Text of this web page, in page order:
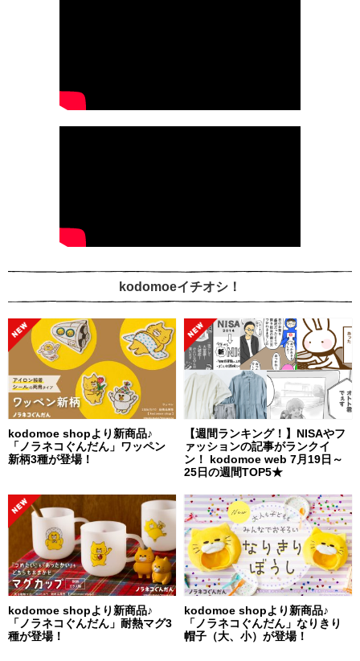
kodomoeイチオシ！
kodomoe shopより新商品♪
「ノラネコぐんだん」ワッペン
新柄3種が登場！
【週間ランキング！】NISAやフ
ァッションの記事がランクイ
ン！ kodomoe web 7月19日～
25日の週間TOP5★
kodomoe shopより新商品♪
「ノラネコぐんだん」耐熱マグ3
種が登場！
kodomoe shopより新商品♪
「ノラネコぐんだん」なりきり
帽子（大、小）が登場！